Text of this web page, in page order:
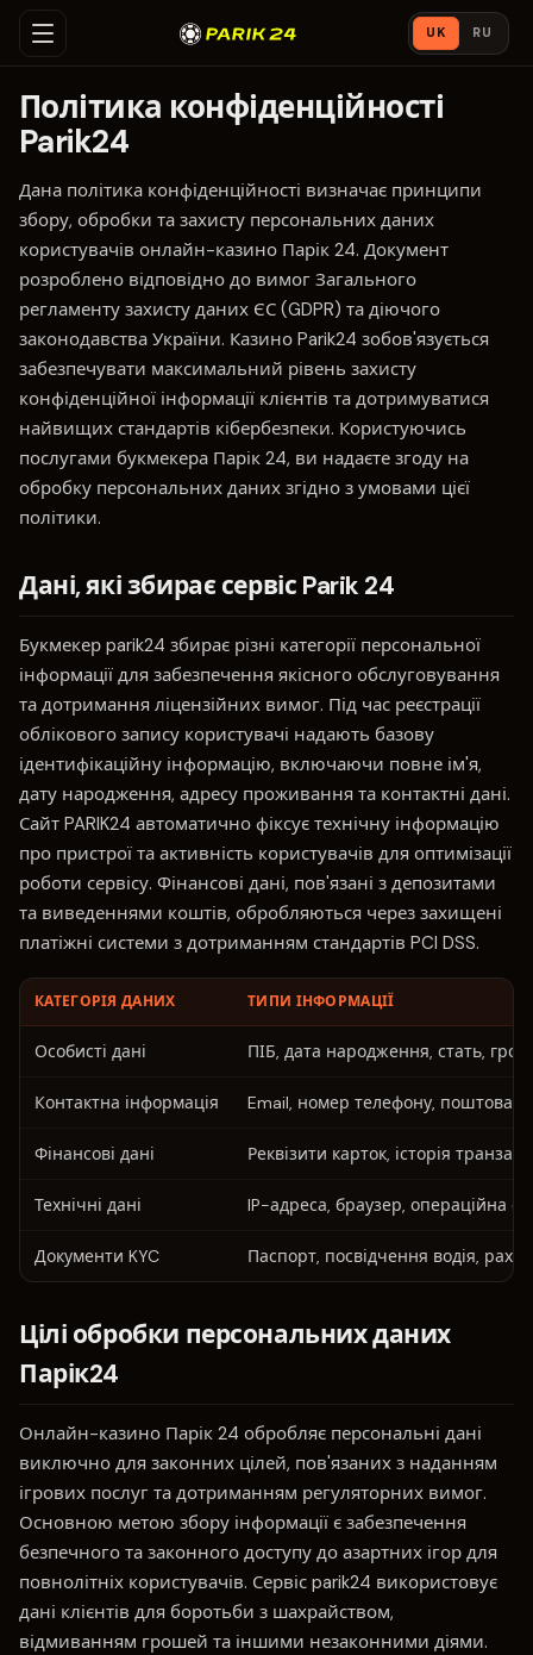
UK RU
Політика конфіденційності
Parik24
Дана політика конфіденційності визначає принципи
збору, обробки та захисту персональних даних
користувачів онлайн-казино Парік 24. Документ
розроблено відповідно до вимог Загального
регламенту захисту даних ЄС (GDPR) та діючого
законодавства України. Казино Parik24 зобов'язується
забезпечувати максимальний рівень захисту
конфіденційної інформації клієнтів та дотримуватися
найвищих стандартів кібербезпеки. Користуючись
послугами букмекера Парік 24, ви надаєте згоду на
обробку персональних даних згідно з умовами цієї
політики.
Дані, які збирає сервіс Parik 24
Букмекер parik24 збирає різні категорії персональної
інформації для забезпечення якісного обслуговування
та дотримання ліцензійних вимог. Під час реєстрації
облікового запису користувачі надають базову
ідентифікаційну інформацію, включаючи повне ім'я,
дату народження, адресу проживання та контактні дані.
Сайт PARIK24 автоматично фіксує технічну інформацію
про пристрої та активність користувачів для оптимізації
роботи сервісу. Фінансові дані, пов'язані з депозитами
та виведеннями коштів, обробляються через захищені
платіжні системи з дотриманням стандартів PCI DSS.
КАТЕГОРІЯ ДАНИХ ТИПИ ІНФОРМАЦІЇ
Особисті дані ПІБ, дата народження, стать,
Контактна інформація Email, номер телефону, поштова
Фінансові дані Реквізити карток, історія
Технічні дані IP-адреса, браузер, операційна
Документи KYC Паспорт, посвідчення водія,
Цілі обробки персональних даних
Парік24
Онлайн-казино Парік 24 обробляє персональні дані
виключно для законних цілей, пов'язаних з наданням
ігрових послуг та дотриманням регуляторних вимог.
Основною метою збору інформації є забезпечення
безпечного та законного доступу до азартних ігор для
повнолітніх користувачів. Сервіс parik24 використовує
дані клієнтів для боротьби з шахрайством,
відмиванням грошей та іншими незаконними діями.